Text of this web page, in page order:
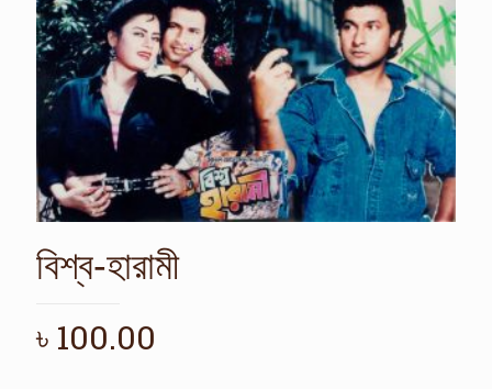
বিশ্ব-হারামী
৳ 100.00